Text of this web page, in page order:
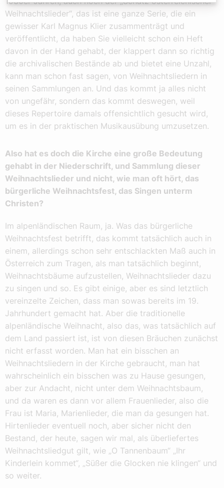
Weihnachtslieder“, das ist eine ganze Serie, die ein
gewisser Karl Magnus Klier zusammenträgt und
veröffentlicht, da haben Sie vielleicht schon ein Heft
davon in der Hand gehabt, der klappert dann so richtig
die archivalischen Bestände ab und bietet eine Unzahl,
kann man schon fast sagen, von Weihnachtsliedern in
seinen Sammlungen an. Und das kommt ja alles nicht
von ungefähr, sondern das kommt deswegen, weil
dieses Repertoire damals offensichtlich gesucht wird,
um es in der praktischen Musikausübung umzusetzen.
Also hat es doch die Kirche eine große Bedeutung
gehabt in der Niederschrift, und Sammlung dieser
Weihnachtslieder und nicht, wie man oft hört, das
bürgerliche Weihnachtsfest, das Singen unterm
Christen?
Im alpenländischen Raum, ja. Was das bürgerliche
Weihnachtsfest betrifft, das kommt tatsächlich auch in
einem, allerdings schon sehr entschlackten Maß auch in
Österreich zum Tragen, als man tatsächlich beginnt,
Weihnachtsbäume aufzustellen, Weihnachtslieder dazu
zu singen und so. Es gibt einige, aber es sind letztlich
vereinzelte Zeichen, dass man sowas bereits im 19.
Jahrhundert gemacht hat. Aber die traditionelle
alpenländische Weihnacht, also das, was tatsächlich auf
dem Land passiert ist, ist von diesen Bräuchen zunächst
nicht erfasst worden. Man hat ein bisschen an
Weihnachtsliedern in der Kirche gebraucht, man hat
wahrscheinlich ein bisschen was zu Hause gesungen,
aber zur Andacht, nicht unter dem Weihnachtsbaum,
und da waren es dann vor allem Frauenlieder, also die
Frau ist Maria, Marienlieder, die man da gesungen hat.
Hirtenlieder eventuell noch, aber sicher nicht den
Bestand, der heute, sagen wir mal, als überliefertes
Weihnachtsliedgut gilt, wie „O Tannenbaum“ „Ihr
Kinderlein kommet“, „Süßer die Glocken nie klingen“ und
so weiter.